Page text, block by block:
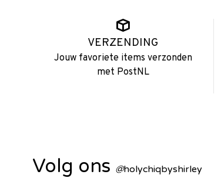
VERZENDING
Jouw favoriete items verzonden
met PostNL
Volg ons @holychiqbyshirley